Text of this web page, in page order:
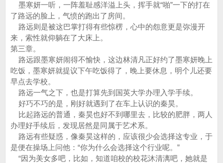
墨寒妍一听，一阵羞耻感洋溢上头，挥手就“啪”一下的打在
了路远的脸上，气愤的跑出了房间。
路远则是被这巴掌打得有些惊楞，心中的怨意更是弥漫开
来，索性就仰躺在了大床上。
第三章。
路远跟墨寒妍闹得不愉快，这边林清凡正好约了墨寒妍晚上
吃饭，墨寒妍就提议下午吃饭得了，晚上要休息，明个儿还要
早点去学校。
路远一气之下，也是打算先到国英大学办理入学手续。
好巧不巧的是，刚好就遇到了在车上认识的秦昊。
比起路远的普通，秦昊也好不到哪里去，比较的肥胖，两人
办理好手续后，发现居然是同属于艺术系。
路远有些疑惑，像秦昊这样的，应该很少会选择这专业，于
是便在操场上问他：“你为什么会选择这个行业呢。”
“因为美女多吧，比如，知道咱校的校花沐清漓吧，她就是